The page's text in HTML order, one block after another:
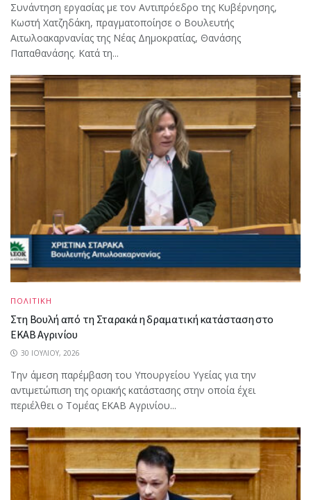
Συνάντηση εργασίας με τον Αντιπρόεδρο της Κυβέρνησης,
Κωστή Χατζηδάκη, πραγματοποίησε ο Βουλευτής
Αιτωλοακαρνανίας της Νέας Δημοκρατίας, Θανάσης
Παπαθανάσης. Κατά τη...
ΠΟΛΙΤΙΚΗ
Στη Βουλή από τη Σταρακά η δραματική κατάσταση στο
ΕΚΑΒ Αγρινίου
30 ΙΟΥΛΊΟΥ, 2026
Την άμεση παρέμβαση του Υπουργείου Υγείας για την
αντιμετώπιση της οριακής κατάστασης στην οποία έχει
περιέλθει ο Τομέας ΕΚΑΒ Αγρινίου...